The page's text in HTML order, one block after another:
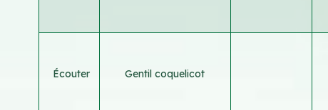
Écouter Gentil coquelicot